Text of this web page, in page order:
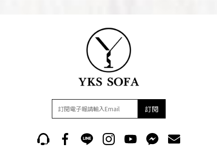
訂閱